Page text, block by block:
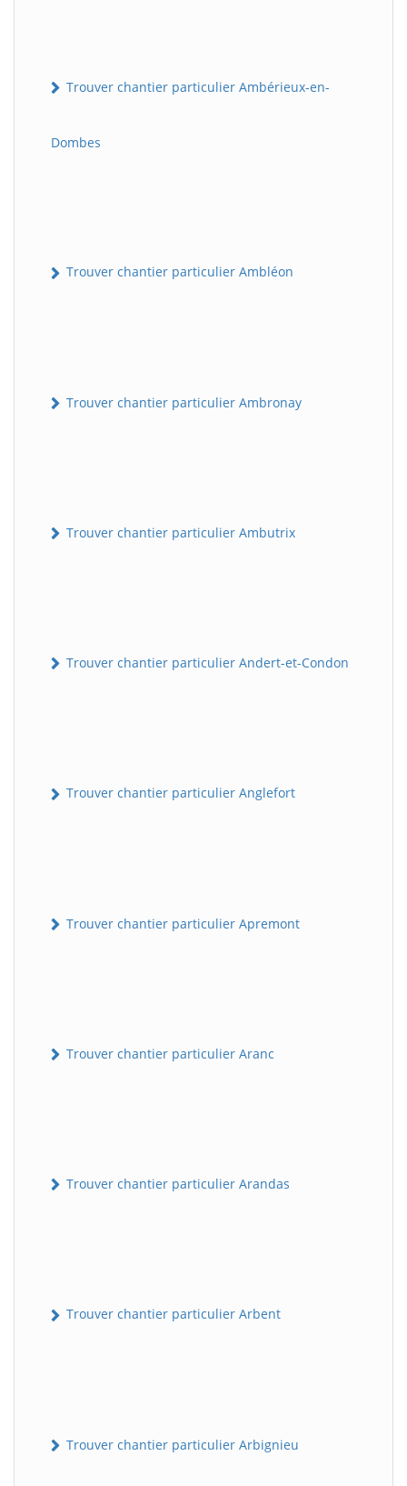
Trouver chantier particulier Ambérieux-en-
Dombes
Trouver chantier particulier Ambléon
Trouver chantier particulier Ambronay
Trouver chantier particulier Ambutrix
Trouver chantier particulier Andert-et-Condon
Trouver chantier particulier Anglefort
Trouver chantier particulier Apremont
Trouver chantier particulier Aranc
Trouver chantier particulier Arandas
Trouver chantier particulier Arbent
Trouver chantier particulier Arbignieu